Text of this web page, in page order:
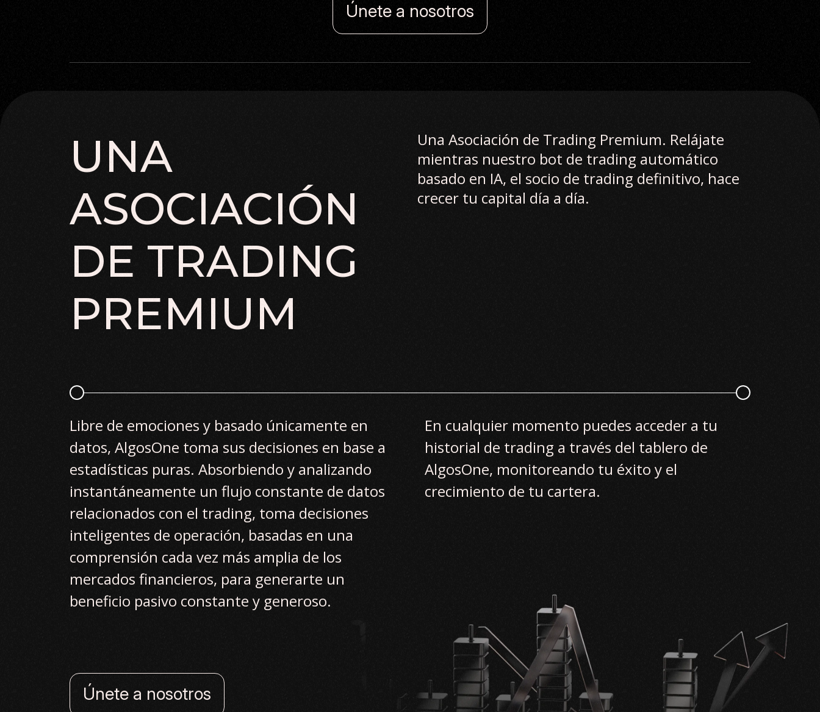
Únete a nosotros
UNA
ASOCIACIÓN
DE TRADING
PREMIUM
Una Asociación de Trading Premium. Relájate
mientras nuestro bot de trading automático
basado en IA, el socio de trading definitivo, hace
crecer tu capital día a día.
Libre de emociones y basado únicamente en
datos, AlgosOne toma sus decisiones en base a
estadísticas puras. Absorbiendo y analizando
instantáneamente un flujo constante de datos
relacionados con el trading, toma decisiones
inteligentes de operación, basadas en una
comprensión cada vez más amplia de los
mercados financieros, para generarte un
beneficio pasivo constante y generoso.
En cualquier momento puedes acceder a tu
historial de trading a través del tablero de
AlgosOne, monitoreando tu éxito y el
crecimiento de tu cartera.
Únete a nosotros